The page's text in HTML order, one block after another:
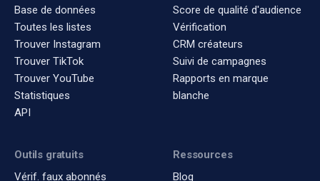
Base de données
Toutes les listes
Trouver Instagram
Trouver TikTok
Trouver YouTube
Statistiques
API
Score de qualité d'audience
Vérification
CRM créateurs
Suivi de campagnes
Rapports en marque
blanche
Outils gratuits
Vérif. faux abonnés
Ressources
Blog